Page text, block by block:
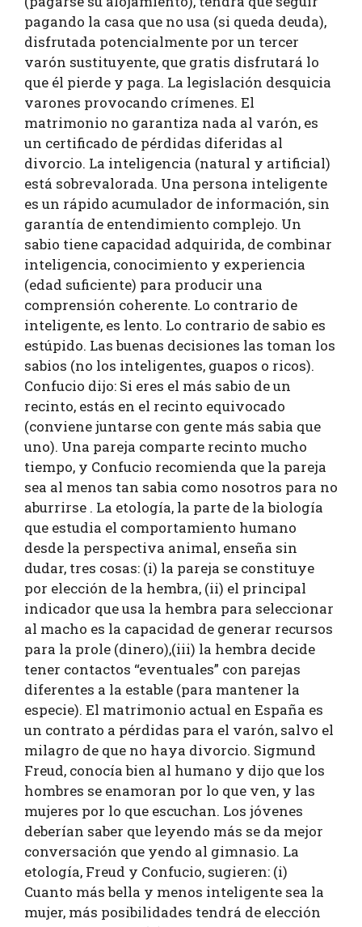
pagando la casa que no usa (si queda deuda),
disfrutada potencialmente por un tercer
varón sustituyente, que gratis disfrutará lo
que él pierde y paga. La legislación desquicia
varones provocando crímenes. El
matrimonio no garantiza nada al varón, es
un certificado de pérdidas diferidas al
divorcio. La inteligencia (natural y artificial)
está sobrevalorada. Una persona inteligente
es un rápido acumulador de información, sin
garantía de entendimiento complejo. Un
sabio tiene capacidad adquirida, de combinar
inteligencia, conocimiento y experiencia
(edad suficiente) para producir una
comprensión coherente. Lo contrario de
inteligente, es lento. Lo contrario de sabio es
estúpido. Las buenas decisiones las toman los
sabios (no los inteligentes, guapos o ricos).
Confucio dijo: Si eres el más sabio de un
recinto, estás en el recinto equivocado
(conviene juntarse con gente más sabia que
uno). Una pareja comparte recinto mucho
tiempo, y Confucio recomienda que la pareja
sea al menos tan sabia como nosotros para no
aburrirse . La etología, la parte de la biología
que estudia el comportamiento humano
desde la perspectiva animal, enseña sin
dudar, tres cosas: (i) la pareja se constituye
por elección de la hembra, (ii) el principal
indicador que usa la hembra para seleccionar
al macho es la capacidad de generar recursos
para la prole (dinero),(iii) la hembra decide
tener contactos “eventuales” con parejas
diferentes a la estable (para mantener la
especie). El matrimonio actual en España es
un contrato a pérdidas para el varón, salvo el
milagro de que no haya divorcio. Sigmund
Freud, conocía bien al humano y dijo que los
hombres se enamoran por lo que ven, y las
mujeres por lo que escuchan. Los jóvenes
deberían saber que leyendo más se da mejor
conversación que yendo al gimnasio. La
etología, Freud y Confucio, sugieren: (i)
Cuanto más bella y menos inteligente sea la
mujer, más posibilidades tendrá de elección